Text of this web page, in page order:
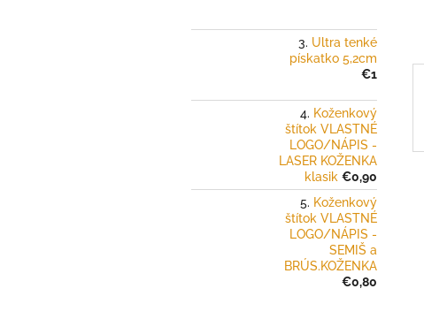
Ultra tenké
pískatko 5,2cm
€1
Koženkový
štítok VLASTNÉ
LOGO/NÁPIS -
LASER KOŽENKA
klasik €0,90
Koženkový
štítok VLASTNÉ
LOGO/NÁPIS -
SEMIŠ a
BRÚS.KOŽENKA
€0,80